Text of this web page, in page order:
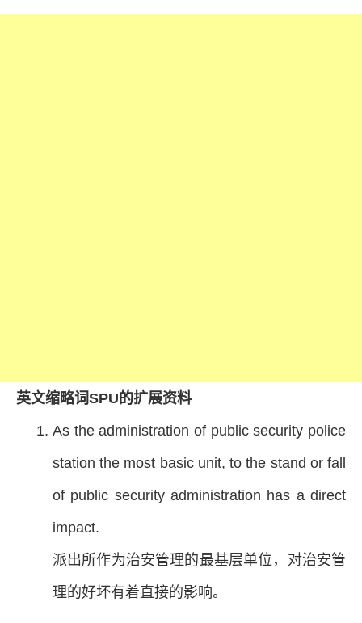
英文缩略词SPU的扩展资料
As the administration of public security police
station the most basic unit, to the stand or fall
of public security administration has a direct
impact.
派出所作为治安管理的最基层单位，对治安管
理的好坏有着直接的影响。